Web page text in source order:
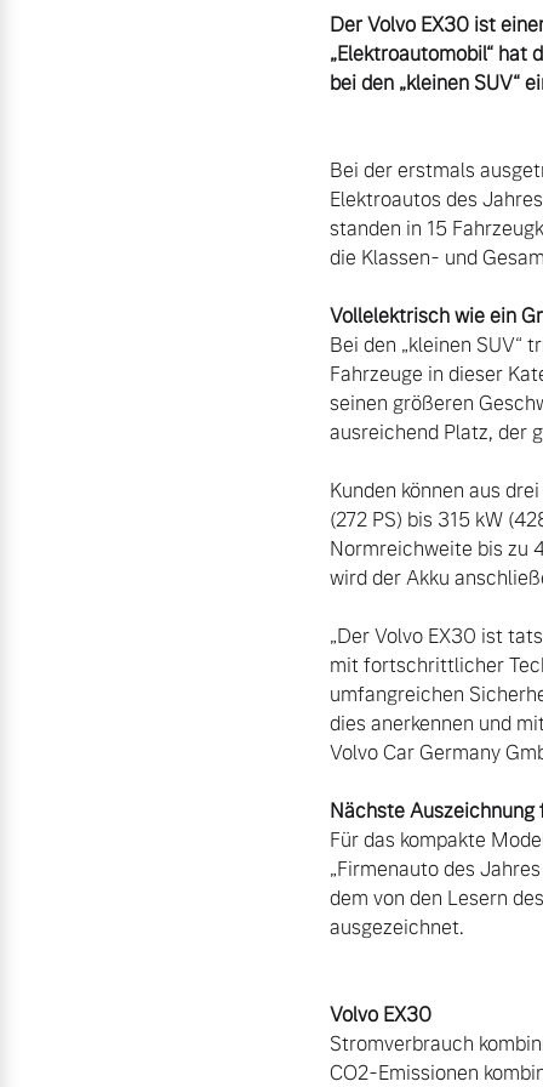
Aktuelle Zubehörangebote
Der Volvo EX30 ist
„Elektroautomobil“ hat
bei den „kleinen SUV“
Bei der erstmals
Elektroautos des
standen in 15
die Klassen- und
Bei den „kleinen SUV“
Fahrzeuge in dieser
seinen größeren
ausreichend Platz, der
Kunden können aus
(272 PS) bis 315 kW
Normreichweite bis zu
wird der Akku
„Der Volvo EX30 ist
mit fortschrittlicher
umfangreichen
dies anerkennen und
Volvo Car Germany
Für das kompakte
„Firmenauto des
dem von den Lesern
ausgezeichnet.
Stromverbrauch
CO2-Emissionen